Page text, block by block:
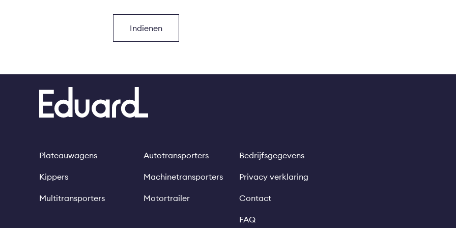
Footer
Plateauwagens
Kippers
Multitransporters
Autotransporters
Machinetransporters
Motortrailer
Legal
Bedrijfsgegevens
Privacy verklaring
Contact
FAQ